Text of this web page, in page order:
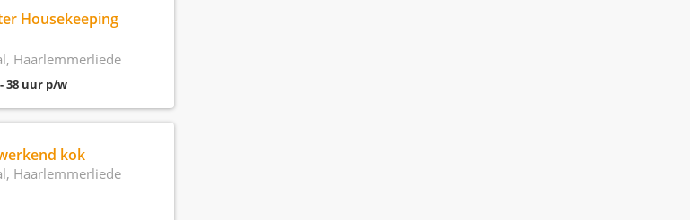
Housekeeping
Haarlemmerliede
38 uur p/w
kok
Haarlemmerliede